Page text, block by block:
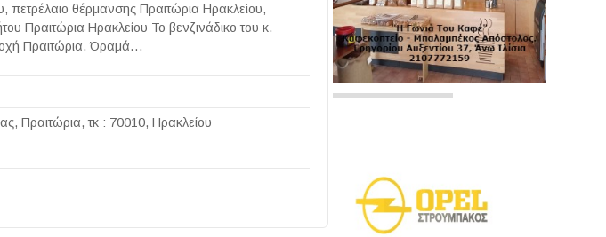
πετρέλαιο θέρμανσης Πραιτώρια Ηρακλείου,
Πραιτώρια Ηρακλείου Το βενζινάδικο του κ.
Πραιτώρια. Όραμά…
Πραιτώρια, τκ : 70010, Ηρακλείου